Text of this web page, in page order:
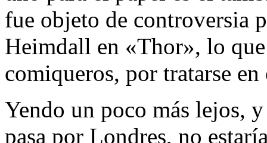
fue objeto de controversia
Heimdall en «Thor», lo
comiqueros, por tratarse
Yendo un poco más lejos,
pasa por Londres, no